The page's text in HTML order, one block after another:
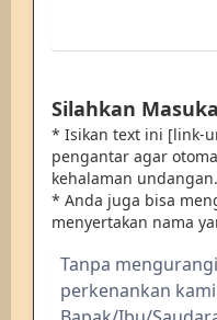
Silahkan
* Isikan text ini [link-
pengantar agar
kehalaman undangan.
* Anda juga bisa
menyertakan nama